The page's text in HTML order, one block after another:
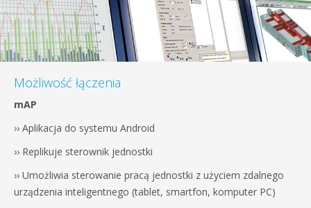
Możliwość łączenia
mAP
›› Aplikacja do systemu Android
›› Replikuje sterownik jednostki
›› Umożliwia sterowanie pracą jednostki z użyciem zdalnego
urządzenia inteligentnego (tablet, smartfon, komputer PC)